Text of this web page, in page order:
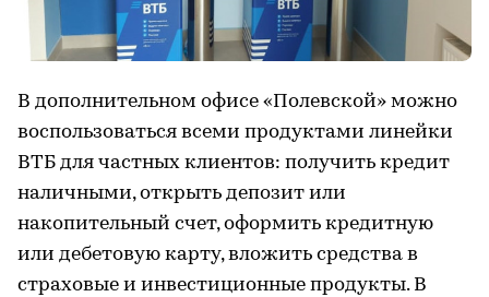
В дополнительном офисе «Полевской» можно
воспользоваться всеми продуктами линейки
ВТБ для частных клиентов: получить кредит
наличными, открыть депозит или
накопительный счет, оформить кредитную
или дебетовую карту, вложить средства в
страховые и инвестиционные продукты. В